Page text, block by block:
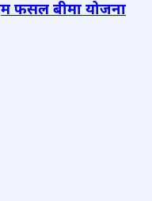
फसल बीमा योजना